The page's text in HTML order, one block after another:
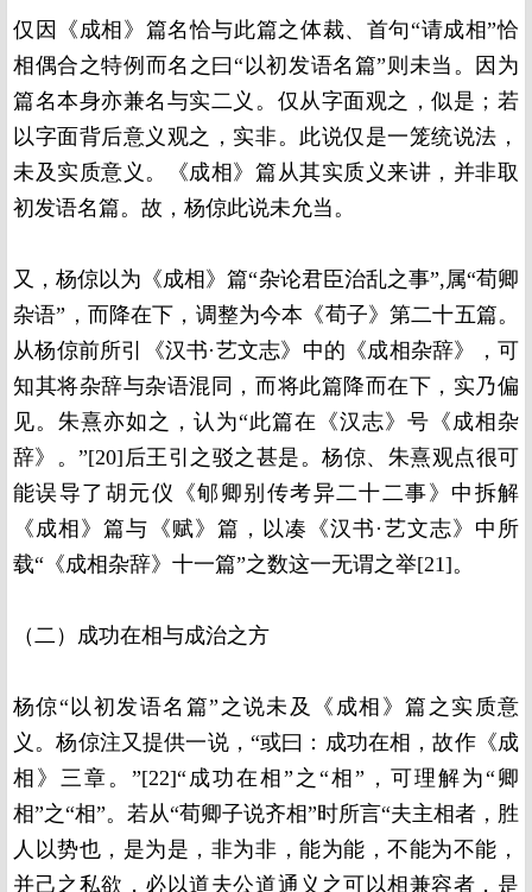
仅因《成相》篇名恰与此篇之体裁、首句“请成相”恰
相偶合之特例而名之曰“以初发语名篇”则未当。因为
篇名本身亦兼名与实二义。仅从字面观之，似是；若
以字面背后意义观之，实非。此说仅是一笼统说法，
未及实质意义。《成相》篇从其实质义来讲，并非取
初发语名篇。故，杨倞此说未允当。
又，杨倞以为《成相》篇“杂论君臣治乱之事”,属“荀卿
杂语”，而降在下，调整为今本《荀子》第二十五篇。
从杨倞前所引《汉书·艺文志》中的《成相杂辞》，可
知其将杂辞与杂语混同，而将此篇降而在下，实乃偏
见。朱熹亦如之，认为“此篇在《汉志》号《成相杂
辞》。”[20]后王引之驳之甚是。杨倞、朱熹观点很可
能误导了胡元仪《郇卿别传考异二十二事》中拆解
《成相》篇与《赋》篇，以凑《汉书·艺文志》中所
载“《成相杂辞》十一篇”之数这一无谓之举[21]。
（二）成功在相与成治之方
杨倞“以初发语名篇”之说未及《成相》篇之实质意
义。杨倞注又提供一说，“或曰：成功在相，故作《成
相》三章。”[22]“成功在相”之“相”，可理解为“卿
相”之“相”。若从“荀卿子说齐相”时所言“夫主相者，胜
人以势也，是为是，非为非，能为能，不能为不能，
并己之私欲，必以道夫公道通义之可以相兼容者，是